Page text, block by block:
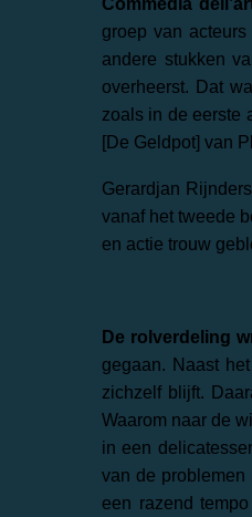
groep van
andere stukken
overheerst. Dat
zoals in de eerste
[De Geldpot] van
Gerardjan
vanaf het tweede
en actie trouw
De rolverdeling
gegaan. Naast
zichzelf blijft.
Waarom naar de
in een
van de problemen
een razend